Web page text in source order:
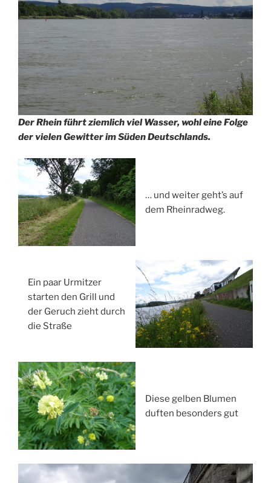
Der Rhein führt ziemlich viel Wasser, wohl eine Folge
der vielen Gewitter im Süden Deutschlands.
… und weiter geht’s auf
dem Rheinradweg.
Ein paar Urmitzer
starten den Grill und
der Geruch zieht durch
die Straße
Diese gelben Blumen
duften besonders gut